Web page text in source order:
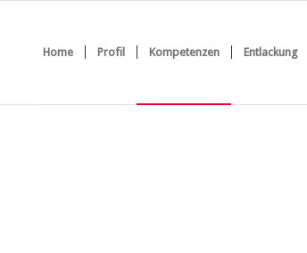
Home Profil Kompetenzen Entlackung